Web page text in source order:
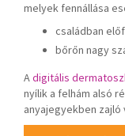
melyek fennállása
családban
bőrőn nagy
Adigitális
nyílik a felhám alsó
anyajegyekben